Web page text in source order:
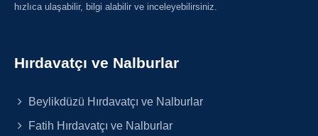
hızlıca ulaşabilir, bilgi alabilir ve inceleyebilirsiniz.
Hırdavatçı ve Nalburlar
Beylikdüzü Hırdavatçı ve Nalburlar
Fatih Hırdavatçı ve Nalburlar